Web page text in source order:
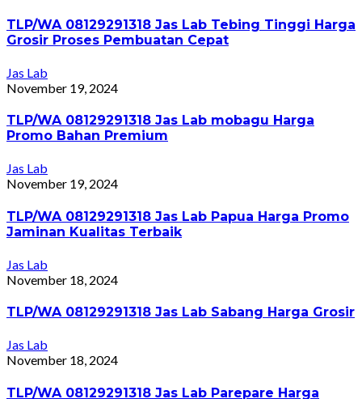
TLP/WA 08129291318 Jas Lab Tebing Tinggi Harga
Grosir Proses Pembuatan Cepat
Jas Lab
November 19, 2024
TLP/WA 08129291318 Jas Lab mobagu Harga
Promo Bahan Premium
Jas Lab
November 19, 2024
TLP/WA 08129291318 Jas Lab Papua Harga Promo
Jaminan Kualitas Terbaik
Jas Lab
November 18, 2024
TLP/WA 08129291318 Jas Lab Sabang Harga Grosir
Jas Lab
November 18, 2024
TLP/WA 08129291318 Jas Lab Parepare Harga